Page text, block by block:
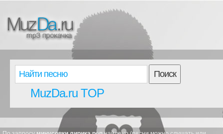
Поиск
MuzDa.ru TOP